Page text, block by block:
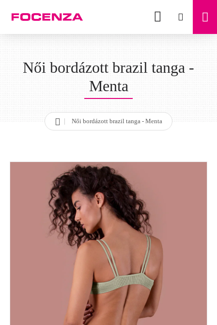
Női bordázott brazil tanga -
Menta
h
Női bordázott brazil tanga - Menta